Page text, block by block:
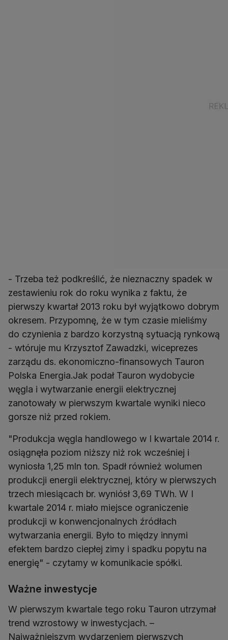
- Trzeba też podkreślić, że nieznaczny spadek w
zestawieniu rok do roku wynika z faktu, że
pierwszy kwartał 2013 roku był wyjątkowo dobrym
okresem. Przypomnę, że w tym czasie mieliśmy
do czynienia z bardzo korzystną sytuacją rynkową
- wtóruje mu Krzysztof Zawadzki, wiceprezes
zarządu ds. ekonomiczno-finansowych Tauron
Polska Energia.Jak podał Tauron wydobycie
węgla i wytwarzanie energii elektrycznej
zanotowały w pierwszym kwartale wyniki nieco
gorsze niż przed rokiem.
"Produkcja węgla handlowego w I kwartale 2014 r.
osiągnęła poziom niższy niż rok wcześniej i
wyniosła 1,25 mln ton. Spadł również wolumen
produkcji energii elektrycznej, który w pierwszych
trzech miesiącach br. wyniósł 3,69 TWh. W I
kwartale 2014 r. miało miejsce ograniczenie
produkcji w konwencjonalnych źródłach
wytwarzania energii. Było to między innymi
efektem bardzo ciepłej zimy i spadku popytu na
energię" - czytamy w komunikacie spółki.
Ważne inwestycje
W pierwszym kwartale tego roku Tauron utrzymał
trend wzrostowy w inwestycjach. –
Najważniejszym wydarzeniem pierwszych